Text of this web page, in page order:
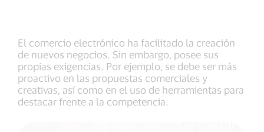
El comercio electrónico ha facilitado la creación
de nuevos negocios. Sin embargo, posee sus
propias exigencias. Por ejemplo, se debe ser más
proactivo en las propuestas comerciales y
creativas, así como en el uso de herramientas para
destacar frente a la competencia.